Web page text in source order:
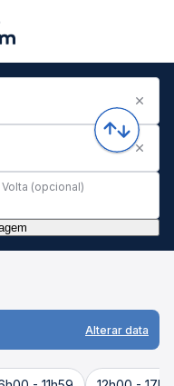
Volta (opcional)
Alterar data